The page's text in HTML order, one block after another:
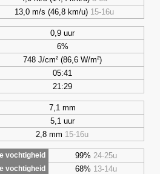
13,0 m/s (46,8 km/u) 15-16u
0,9 uur
6%
748 J/cm² (86,6 W/m²)
05:41
21:29
7,1 mm
5,1 uur
2,8 mm 15-16u
vochtigheid
99% 24-25u
vochtigheid 68% 13-14u